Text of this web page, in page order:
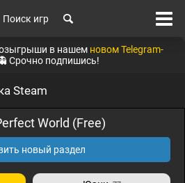
Поиск игр
в нашем новом Telegram-
Срочно подпишись!
Steam
World (Free)
новый раздел